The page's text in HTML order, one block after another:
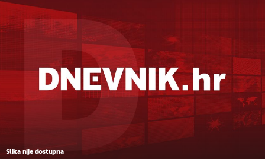
Slika nije dostupna